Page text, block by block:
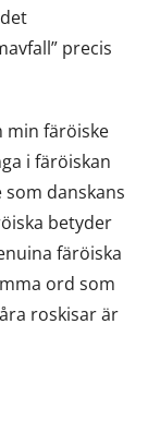
precis
min färöiske
i färöiskan
danskans
betyder
färöiska
ord som
roskisar är